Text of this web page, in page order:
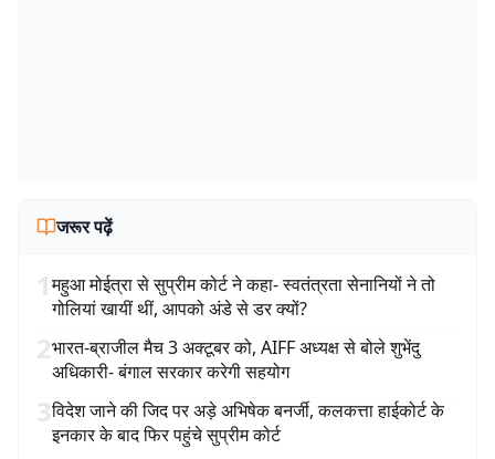
जरूर पढ़ें
1महुआ मोईत्रा से सुप्रीम कोर्ट ने कहा- स्वतंत्रता सेनानियों ने तो
गोलियां खायीं थीं, आपको अंडे से डर क्यों?
2भारत-ब्राजील मैच 3 अक्टूबर को, AIFF अध्यक्ष से बोले शुभेंदु
अधिकारी- बंगाल सरकार करेगी सहयोग
3विदेश जाने की जिद पर अड़े अभिषेक बनर्जी, कलकत्ता हाईकोर्ट के
इनकार के बाद फिर पहुंचे सुप्रीम कोर्ट